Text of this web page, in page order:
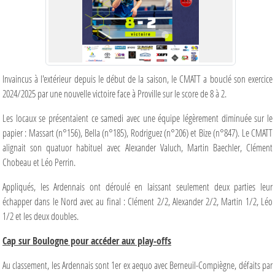
Invaincus à l'extérieur depuis le début de la saison, le CMATT a bouclé son exercice
2024/2025 par une nouvelle victoire face à Proville sur le score de 8 à 2.
Les locaux se présentaient ce samedi avec une équipe légèrement diminuée sur le
papier : Massart (n°156), Bella (n°185), Rodriguez (n°206) et Bize (n°847). Le CMATT
alignait son quatuor habituel avec Alexander Valuch, Martin Baechler, Clément
Chobeau et Léo Perrin.
Appliqués, les Ardennais ont déroulé en laissant seulement deux parties leur
échapper dans le Nord avec au final : Clément 2/2, Alexander 2/2, Martin 1/2, Léo
1/2 et les deux doubles.
Cap sur Boulogne pour accéder aux play-offs
Au classement, les Ardennais sont 1er ex aequo avec Berneuil-Compiègne, défaits par